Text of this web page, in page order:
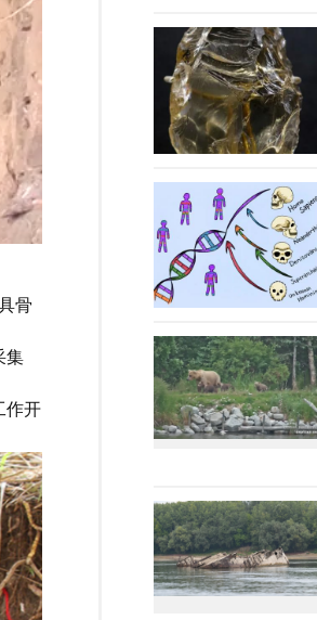
骨
集
作开